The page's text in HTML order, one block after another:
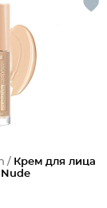
/ Крем для лица